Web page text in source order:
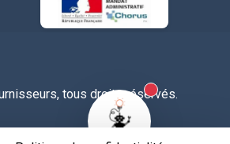
tous droits réservés.New alerts